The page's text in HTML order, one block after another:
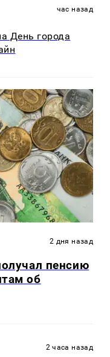
час назад
День города
2 дня назад
пенсию
об
2 часа назад